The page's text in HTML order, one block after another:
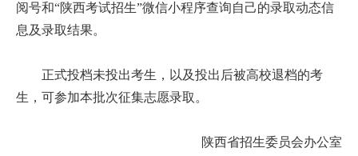
阅号和“陕西考试招生”微信小程序查询自己的录取动态信
息及录取结果。
正式投档未投出考生，以及投出后被高校退档的考
生，可参加本批次征集志愿录取。
陕西省招生委员会办公室